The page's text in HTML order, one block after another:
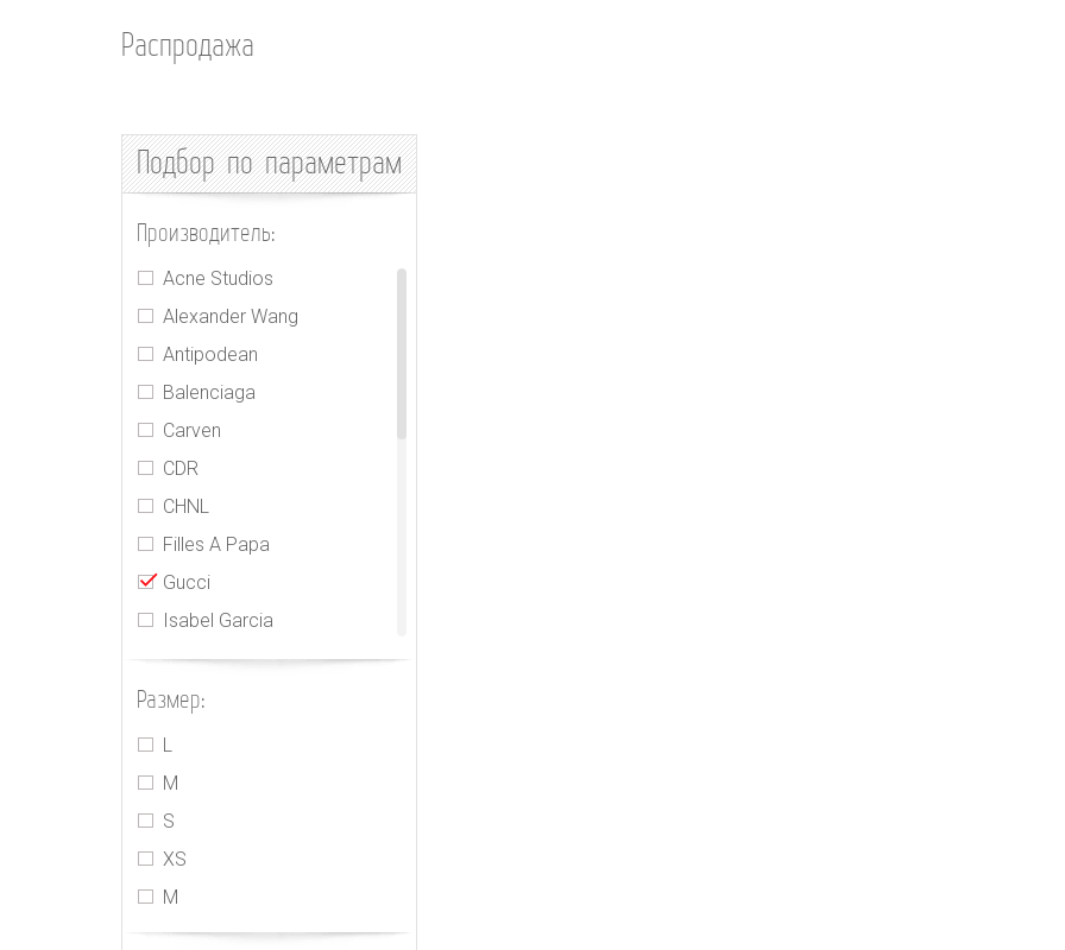
Распродажа
Подборпо параметрам
Производитель:
Acne Studios
Alexander Wang
Antipodean
Balenciaga
Carven
CDR
CHNL
Filles A Papa
Gucci
Isabel Garcia
Jacquemus
Jasmine
MIU MIU
PRADA
Realisation
Rebecca Taylor
Sacai
Размер:
L
M
S
XS
М